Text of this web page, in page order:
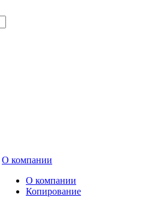
О компании
О компании
Копирование